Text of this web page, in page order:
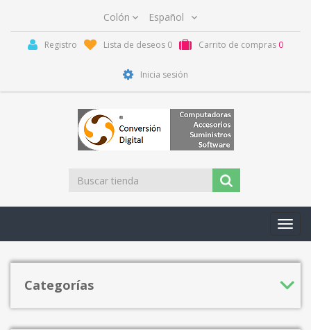
Registro Lista de deseos 0 Carrito de compras 0
Inicia sesión
Categorías